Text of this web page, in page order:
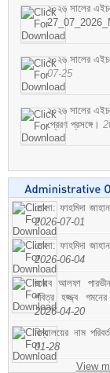
২০২৬ সালের
২০২৬ সালের
07-25
২০২৬ সালের
প্রেরণ প্রসঙ্গে।
মোসা: ফাহমিদা
2026-07-01
মোসা: ফাহমিদা
2026-06-04
জনাব আলফা
পবিত্র হজ্জ্ব
2026-04-20
বিদ্যালয়ের নাম
01-28
View